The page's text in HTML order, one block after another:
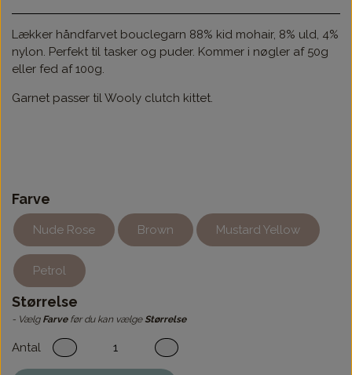
Lækker håndfarvet bouclegarn 88% kid mohair, 8% uld, 4%
nylon. Perfekt til tasker og puder. Kommer i nøgler af 50g
eller fed af 100g.
Garnet passer til Wooly clutch kittet.
Farve
Nude Rose Brown Mustard Yellow
Petrol
Størrelse
- Vælg Farvefør du kan vælge Størrelse
Antal